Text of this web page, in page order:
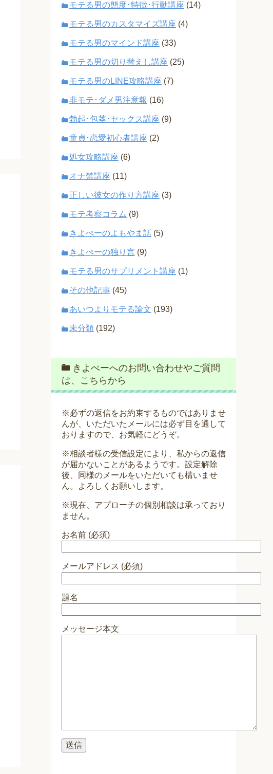
モテる男の態度･特徴･行動講座 (14)
モテる男のカスタマイズ講座 (4)
モテる男のマインド講座 (33)
モテる男の切り替えし講座 (25)
モテる男のLINE攻略講座 (7)
非モテ･ダメ男注意報 (16)
勃起･包茎･セックス講座 (9)
童貞･恋愛初心者講座 (2)
処女攻略講座 (6)
オナ禁講座 (11)
正しい彼女の作り方講座 (3)
モテ考察コラム (9)
きよぺーのよもやま話 (5)
きよぺーの独り言 (9)
モテる男のサプリメント講座 (1)
その他記事 (45)
あいつよりモテる論文 (193)
未分類 (192)
きよぺーへのお問い合わせやご質問
は、こちらから
※必ずの返信をお約束するものではありませ
んが、いただいたメールには必ず目を通して
おりますので、お気軽にどうぞ。
※相談者様の受信設定により、私からの返信
が届かないことがあるようです。設定解除
後、同様のメールをいただいても構いませ
ん。よろしくお願いします。
※現在、アプローチの個別相談は承っており
ません。
お名前 (必須)
メールアドレス (必須)
題名
メッセージ本文